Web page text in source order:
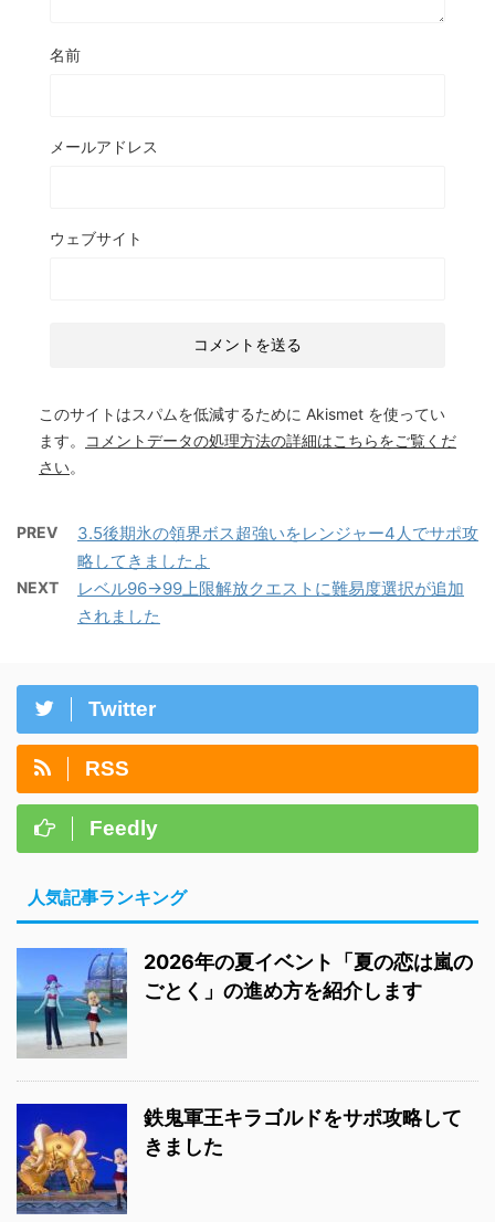
名前
メールアドレス
ウェブサイト
このサイトはスパムを低減するために Akismet を使ってい
ます。
コメントデータの処理方法の詳細はこちらをご覧くだ
さい。
PREV
3.5後期氷の領界ボス超強いをレンジャー4人でサポ攻
略してきましたよ
NEXT
レベル96→99上限解放クエストに難易度選択が追加
されました
Twitter
RSS
Feedly
人気記事ランキング
2026年の夏イベント「夏の恋は嵐の
ごとく」の進め方を紹介します
鉄鬼軍王キラゴルドをサポ攻略して
きました